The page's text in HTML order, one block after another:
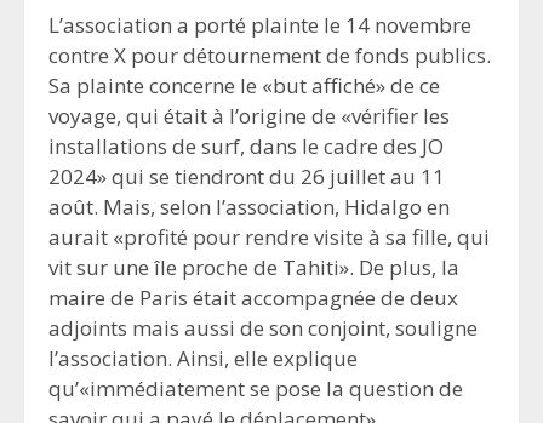
L’association a porté plainte le 14 novembre
contre X pour détournement de fonds publics.
Sa plainte concerne le «but affiché» de ce
voyage, qui était à l’origine de «vérifier les
installations de surf, dans le cadre des JO
2024» qui se tiendront du 26 juillet au 11
août. Mais, selon l’association, Hidalgo en
aurait «profité pour rendre visite à sa fille, qui
vit sur une île proche de Tahiti». De plus, la
maire de Paris était accompagnée de deux
adjoints mais aussi de son conjoint, souligne
l’association. Ainsi, elle explique
qu’«immédiatement se pose la question de